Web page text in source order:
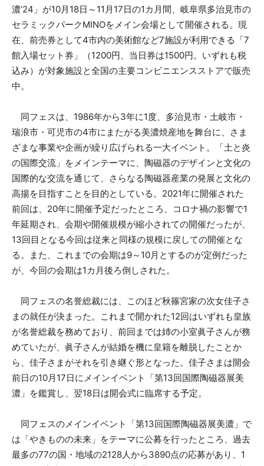
濃’24」が10月18日～11月17日の1カ月間、岐阜県多治見市の
セラミックパークMINOをメイン会場として開催される。現
在、前売券として4市内の美術館など7施設が利用できる「7
館入場セット券」（1200円、当日券は1500円。いずれも税
込み）が対象施設と全国の主要コンビニエンスストアで販売
中。
同フェスは、1986年から3年に1度、多治見市・土岐市・
瑞浪市・可児市の4市にまたがる美濃焼産地を舞台に、さま
ざまな事業や企画が繰り広げられる一大イベント。「土と炎
の国際交流」をメインテーマに、陶磁器のデザインと文化の
国際的な交流を通じて、さらなる陶磁器産業の発展と文化の
高揚を目指すことを目的としている。2021年に開催された
前回は、20年に開催予定だったところ、コロナ禍の影響で1
年延期され、会期や開催規模が縮小されての開催だったが、
13回目となる今回は従来と同様の規模に戻しての開催とな
る。また、これまでの会期は9～10月とするのが定例だった
が、今回の会期は1カ月後ろ倒しされた。
同フェスの名誉総裁には、このほど秋篠宮家の次女佳子さ
まの就任が決まった。これまで開かれた12回はいずれも皇族
が名誉総裁を務めており、前回までは姉の小室眞子さんが務
めていたが、眞子さんが結婚を機に皇籍を離脱したことか
ら、佳子さまがそれを引き継ぐ形となった。佳子さまは開会
前日の10月17日にメインイベント「第13回国際陶磁器展美
濃」を鑑賞し、翌18日は開会式に臨席する予定。
同フェスのメインイベント「第13回国際陶磁器展美濃」で
は「やきものの未来」をテーマに公募を行ったところ、過去
最多の77の国・地域の2128人から3890点の応募があり、1